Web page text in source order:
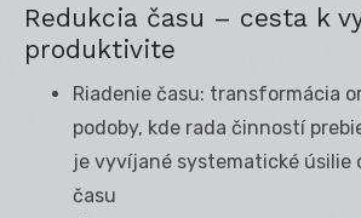
Redukcia času – cesta k
produktivite
Riadenie času: transformácia
podoby, kde rada činností
je vyvíjané systematické úsilie
času